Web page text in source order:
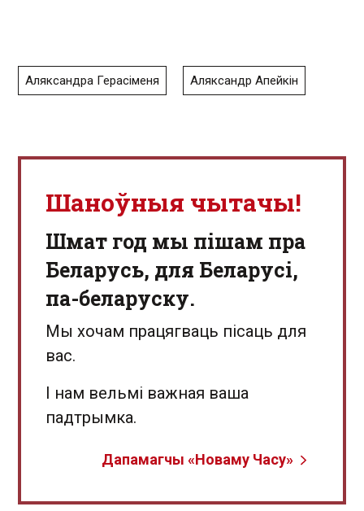
Аляксандра Герасіменя Аляксандр Апейкін
Шаноўныя чытачы!
Шмат год мы пішам пра
Беларусь, для Беларусі,
па-беларуску.
Мы хочам працягваць пісаць для
вас.
І нам вельмі важная ваша
падтрымка.
Дапамагчы «Новаму Часу»